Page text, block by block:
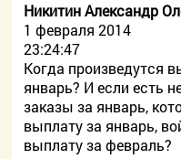
Никитин Александр
1 февраля 2014
23:24:47
Когда произведутся
январь? И если есть
заказы за январь,
выплату за январь,
выплату за февраль?